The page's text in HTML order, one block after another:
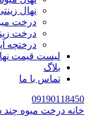
نهال
درخت
درخت
درختچه
لیست قیمت
بلاگ
تماس با ما
09190118450
خانه درخت میوه چند